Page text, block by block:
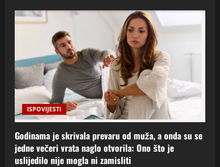
ISPOVIJESTI
Godinama je skrivala prevaru od muža, a onda su se
jedne večeri vrata naglo otvorila: Ono što je
uslijedilo nije mogla ni zamisliti